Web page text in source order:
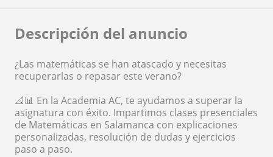
Descripción del anuncio
¿Las matemáticas se han atascado y necesitas
recuperarlas o repasar este verano?
📐📊 En la Academia AC, te ayudamos a superar la
asignatura con éxito. Impartimos clases presenciales
de Matemáticas en Salamanca con explicaciones
personalizadas, resolución de dudas y ejercicios
paso a paso.